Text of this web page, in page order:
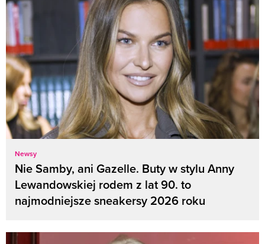
Newsy
Nie Samby, ani Gazelle. Buty w stylu Anny
Lewandowskiej rodem z lat 90. to
najmodniejsze sneakersy 2026 roku